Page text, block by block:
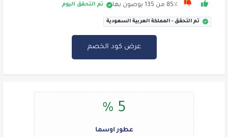
85٪ من 135 يوصون بها تم التحقق اليوم
تم التحقق - المملكة العربية السعودية
عرض كود الخصم
5 %
عطور اوسما